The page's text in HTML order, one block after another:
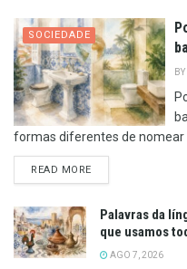
SOCIEDADE
BY
formas diferentes de nomear
READ MOREDETAILS
Palavras da
que usamos
AGO 7, 2026